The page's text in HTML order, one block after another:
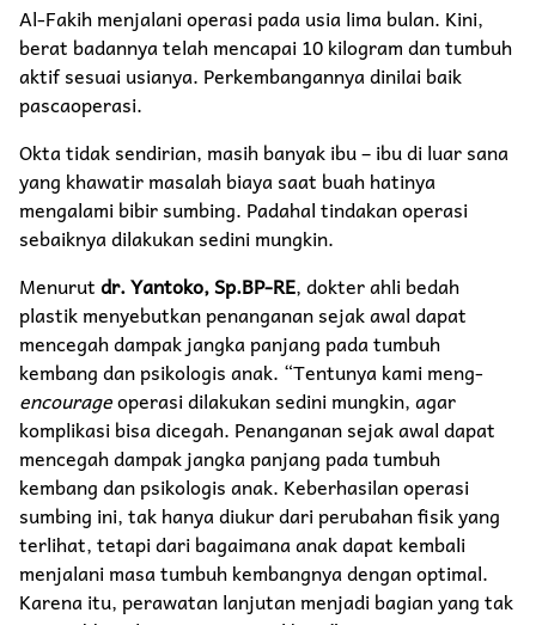
Al-Fakih menjalani operasi pada usia lima bulan. Kini,
berat badannya telah mencapai 10 kilogram dan tumbuh
aktif sesuai usianya. Perkembangannya dinilai baik
pascaoperasi.
Okta tidak sendirian, masih banyak ibu – ibu di luar sana
yang khawatir masalah biaya saat buah hatinya
mengalami bibir sumbing. Padahal tindakan operasi
sebaiknya dilakukan sedini mungkin.
Menurutdr. Yantoko, Sp.BP-RE, dokter ahli bedah
plastik menyebutkan penanganan sejak awal dapat
mencegah dampak jangka panjang pada tumbuh
kembang dan psikologis anak. “Tentunya kami meng-
encourageoperasi dilakukan sedini mungkin, agar
komplikasi bisa dicegah. Penanganan sejak awal dapat
mencegah dampak jangka panjang pada tumbuh
kembang dan psikologis anak. Keberhasilan operasi
sumbing ini, tak hanya diukur dari perubahan fisik yang
terlihat, tetapi dari bagaimana anak dapat kembali
menjalani masa tumbuh kembangnya dengan optimal.
Karena itu, perawatan lanjutan menjadi bagian yang tak